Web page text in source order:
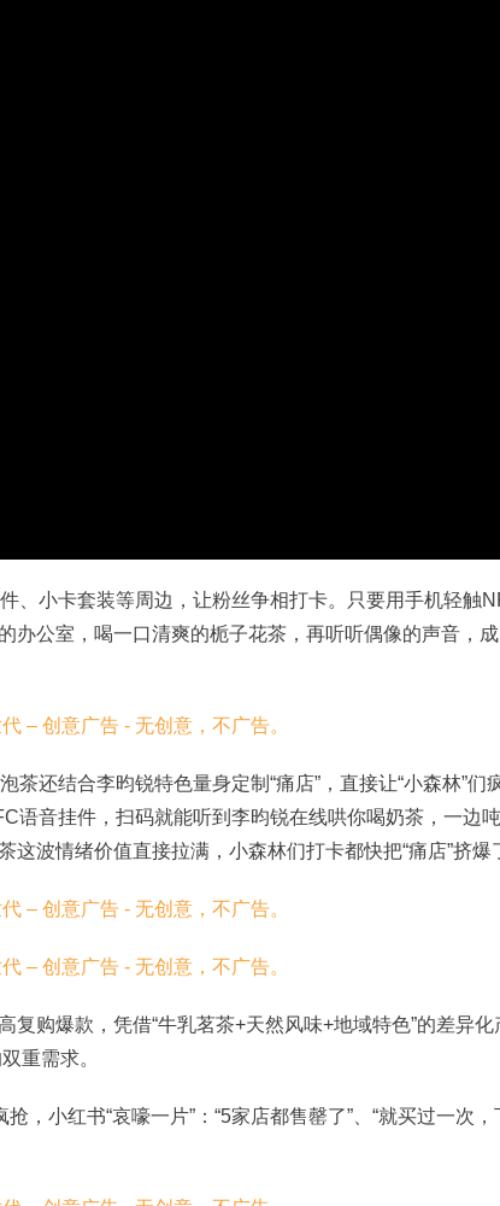
、小卡套装等周边，让粉丝争相打卡。只要用手机轻触
公室，喝一口清爽的栀子花茶，再听听偶像的声音，
茶还结合李昀锐特色量身定制“痛店”，直接让“小森林”们
语音挂件，扫码就能听到李昀锐在线哄你喝奶茶，一边
波情绪价值直接拉满，小森林们打卡都快把“痛店”挤爆
复购爆款，凭借“牛乳茗茶+天然风味+地域特色”的差异化
重需求。
，小红书“哀嚎一片”：“5家店都售罄了”、“就买过一次，